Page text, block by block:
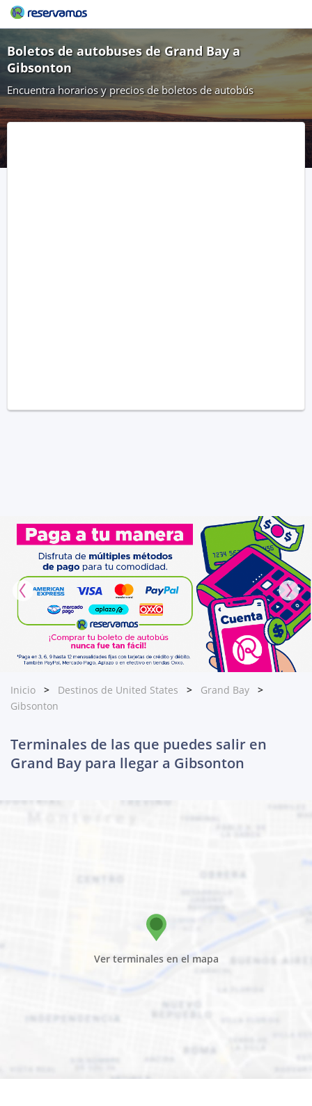
Boletos de autobuses de Grand Bay a
Gibsonton
Encuentra horarios y precios de boletos de autobús
Inicio Destinos de United States
Grand Bay
Gibsonton
Terminales de las que puedes salir en
Grand Bay para llegar a Gibsonton
Ver terminales en el mapa